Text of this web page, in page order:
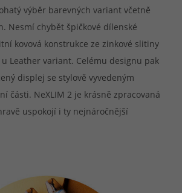
výběr barevných variant včetně
Nesmí chybět špičkové dílenské
kovová konstrukce ze zinkové slitiny
Leather variant. Celému designu pak
displej se stylově vyvedeným
části. NeXLIM 2 je krásně zpracovaná
uspokojí i ty nejnáročnější